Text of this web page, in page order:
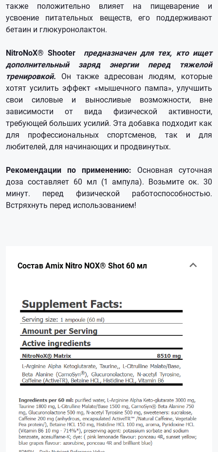
также положительно влияет на пищеварение и
усвоение питательных веществ, его поддерживают
бетаин и глюкуронолактон.
NitroNoX® Shooter
предназначен для тех, кто ищет
дополнительный заряд энергии перед тяжелой
тренировкой. Он также адресован людям, которые
хотят усилить эффект «мышечного пампа», улучшить
свои силовые и выносливые возможности, вне
зависимости от вида физической активности,
требующей больших усилий. Эта добавка подходит как
для профессиональных спортсменов, так и для
любителей, для начинающих и продвинутых.
Рекомендации по применению: Основная суточная
доза составляет 60 мл (1 ампула). Возьмите ок. 30
минут. перед физической работоспособностью.
Встряхнуть перед использованием!
Состав Amix Nitro NOX® Shot 60 мл